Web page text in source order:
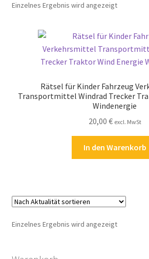
Echtheit von Bewertungen
Impressum
Shop
Über Rätselkind
Einzelnes Ergebnis wird angezeigt
Rätsel für Kinder Fahrzeug
Transportmittel Windrad Trecker
Windenergie
20,00 € excl. MwSt
In den Warenkorb
Einzelnes Ergebnis wird angezeigt